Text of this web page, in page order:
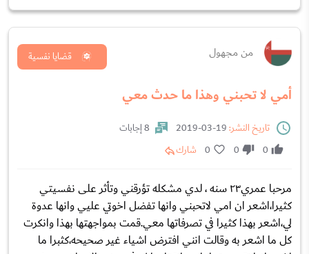
من مجهول
أمي لا تحبني وهذا ما حدث معي
قضايا نفسية
تاريخ النشر:
8 إجابات
0
0
0 شارك
مرحبا عمري٢٣ سنه ، لدي مشكله تؤرقني وتأثر على نفسيتي
كثيرا،اشعر ان امي لاتحبني وانها تفضل اخوتي عليي وانها عدوة
لي،اشعر بهذا كثيرا في تصرفاتها معي.قمت بمواجهتها بهذا وانكرت
كل ما اشعر به وقالت انني افترض اشياء غير صحيحه،كثبرا ما